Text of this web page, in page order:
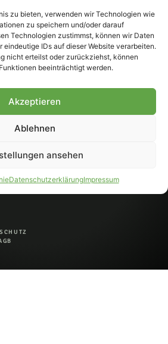
zu bieten, verwenden wir Technologien wie
zu speichern und/oder darauf
Technologien zustimmst, können wir Daten
eindeutige IDs auf dieser Website verarbeiten.
nicht erteilst oder zurückziehst, können
beeinträchtigt werden.
Akzeptieren
Ablehnen
ansehen
DatenschutzerklärungImpressum
1868-